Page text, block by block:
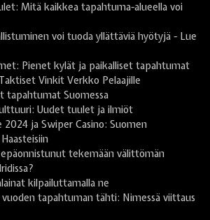
Mitä kaikkea tapahtuma-alueella voi
voi tuoda yllättäviä hyötyjä - Lue
Pienet kylät ja paikalliset tapahtumat
Vinkit Verkko Pelaajille
tapahtumat Suomessa
Uudet tuulet ja ilmiöt
2024 ja Swiper Casino: Suomen
tekemään välittömän
kilpailuttamalla ne
vuoden tapahtuman tähti: Nimessä viittaus